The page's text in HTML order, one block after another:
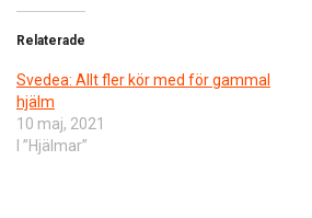
Relaterade
Svedea: Allt fler kör med för gammal
hjälm
10 maj, 2021
I ”Hjälmar”